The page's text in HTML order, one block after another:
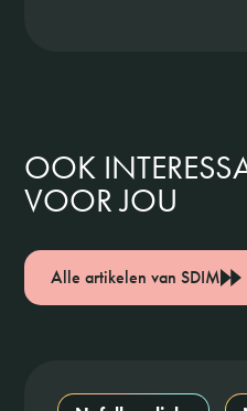
OOK
VOOR JOU
Alle artikelen van SDIM